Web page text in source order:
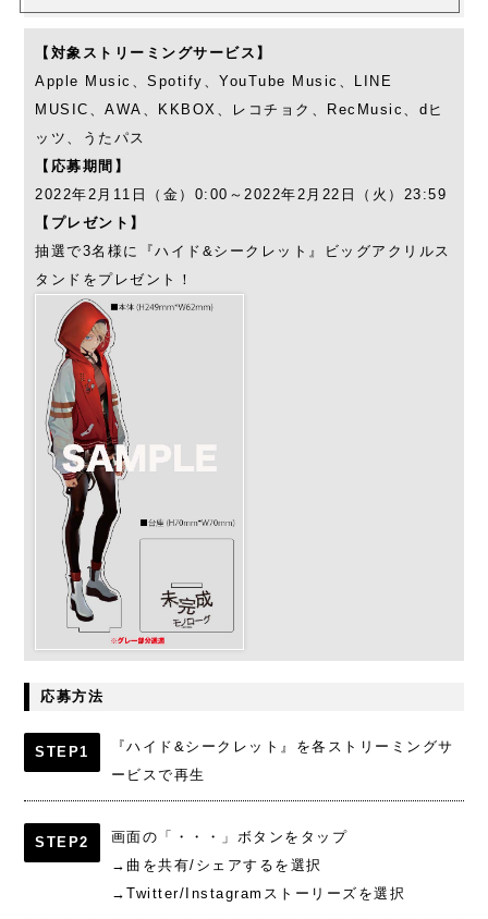
【対象ストリーミングサービス】
Apple Music、Spotify、YouTube Music、LINE
MUSIC、AWA、KKBOX、レコチョク、RecMusic、dヒ
ッツ、うたパス
【応募期間】
2022年2月11日（金）0:00～2022年2月22日（火）23:59
【プレゼント】
抽選で3名様に『ハイド&シークレット』ビッグアクリルス
タンドをプレゼント！
応募方法
STEP1
『ハイド&シークレット』を各ストリーミングサ
ービスで再生
STEP2
画面の「・・・」ボタンをタップ
→曲を共有/シェアするを選択
→Twitter/Instagramストーリーズを選択